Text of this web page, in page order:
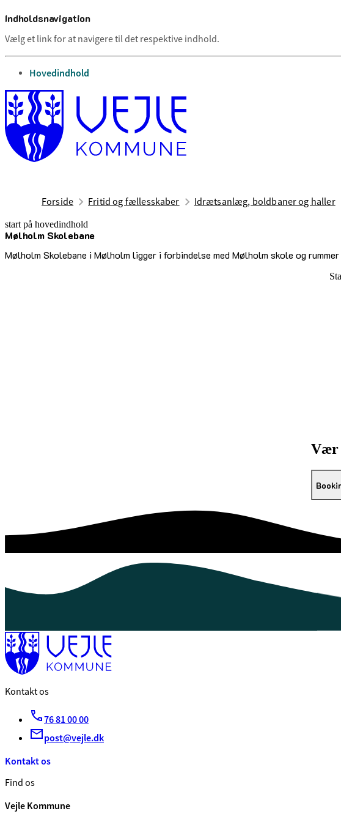
Indholdsnavigation
Vælg et link for at navigere til det respektive indhold.
gå til
Hovedindhold
Forside Fritid og fællesskaber Idrætsanlæg, boldbaner og haller
start på hovedindhold
Mølholm Skolebane
Mølholm Skolebane i Mølholm ligger i forbindelse med Mølholm skole og rummer
senest opdateret 17. februar 2026
Vær
Kontakt os
76 81 00 00
post@vejle.dk
Kontakt os
Find os
Vejle Kommune